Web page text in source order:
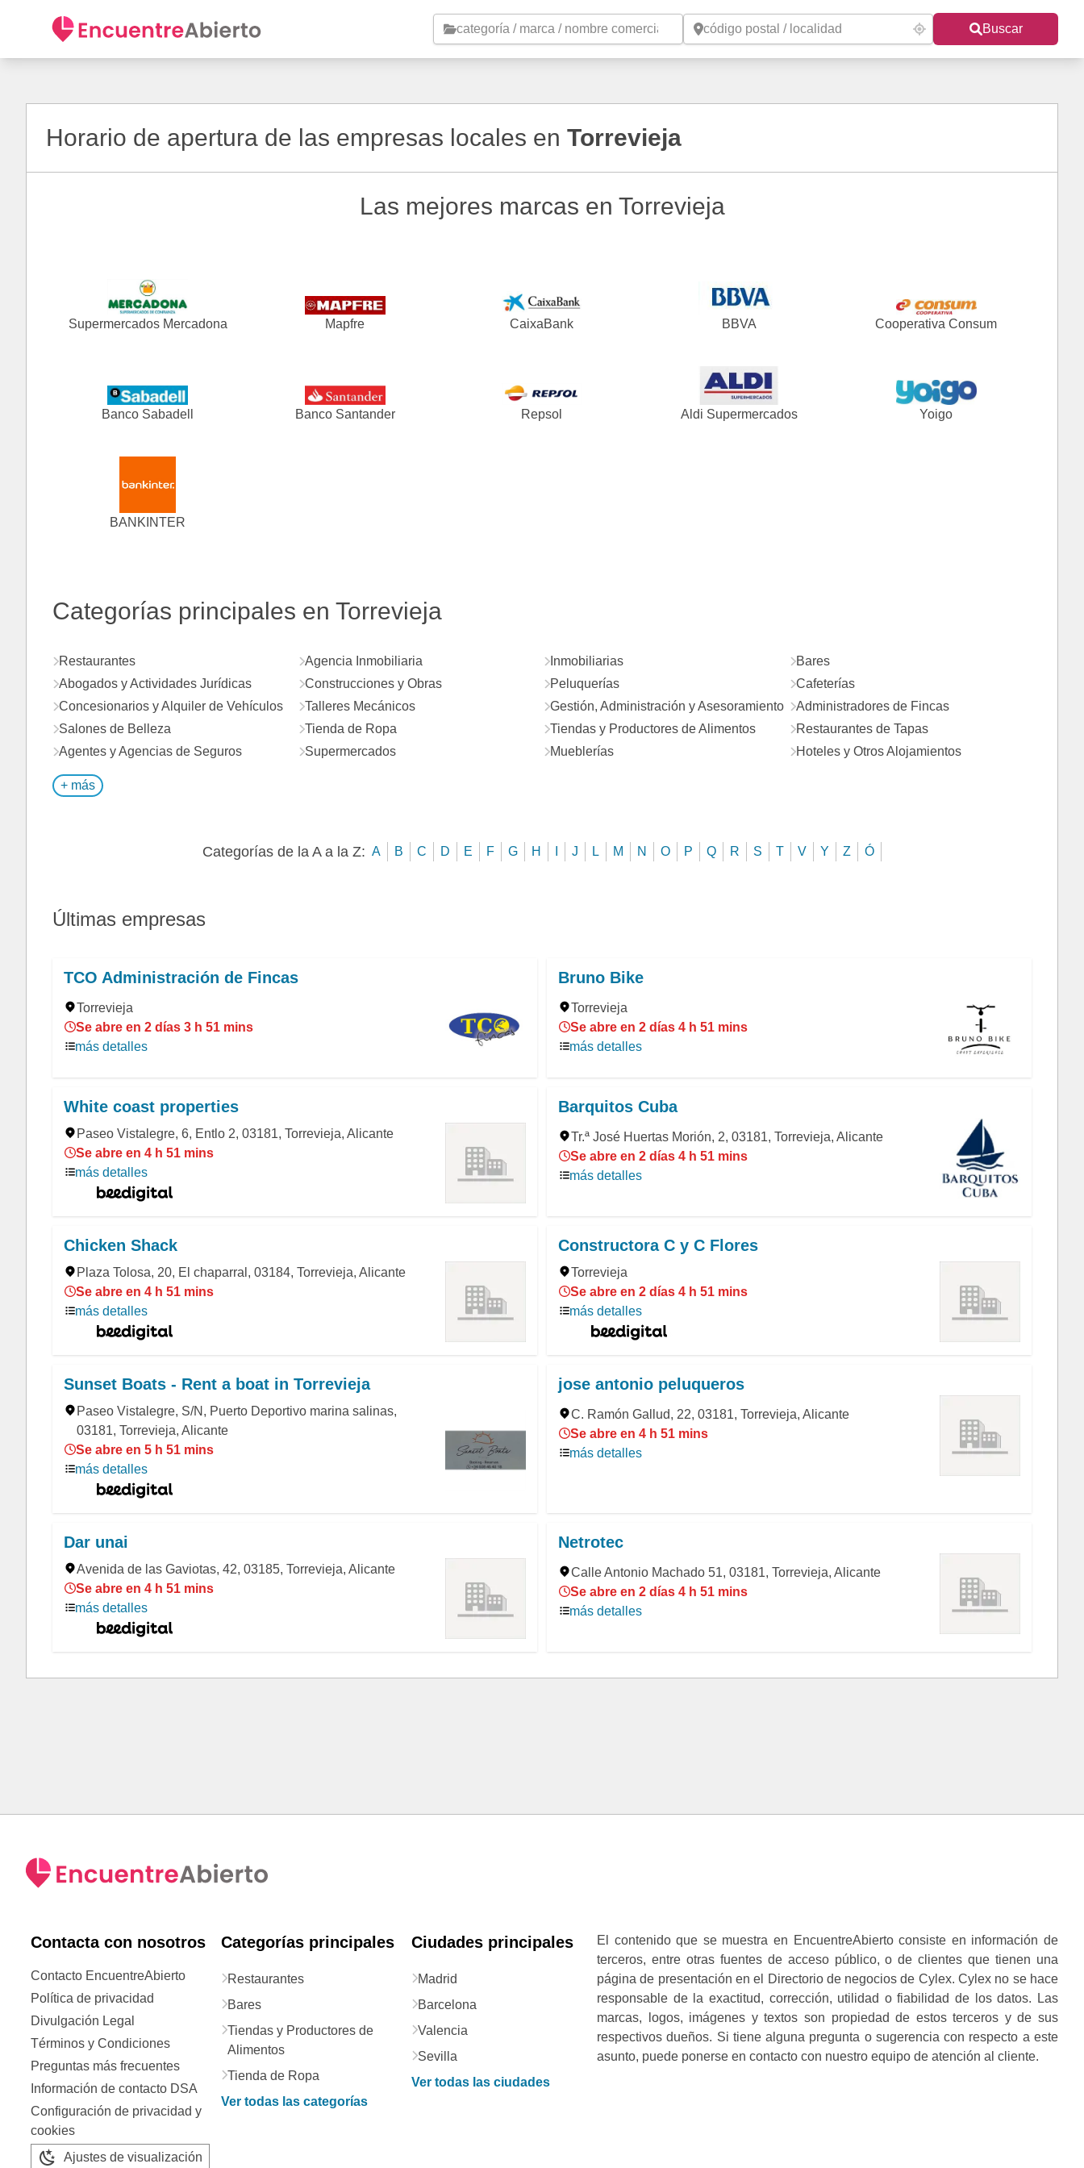
Buscar
Horario de apertura de las empresas locales en Torrevieja
Las mejores marcas en Torrevieja
Supermercados Mercadona Mapfre CaixaBank BBVA Cooperativa Consum
Banco Sabadell Banco Santander Repsol Aldi Supermercados Yoigo
BANKINTER
Categorías principales en Torrevieja
Restaurantes Agencia Inmobiliaria Inmobiliarias
Bares
Abogados y Actividades Jurídicas
Construcciones y Obras Peluquerías
Cafeterías
Concesionarios y Alquiler de Vehículos
Talleres Mecánicos Gestión, Administración y Asesoramiento
Administradores de Fincas
Salones de Belleza
Tienda de Ropa Tiendas y Productores de Alimentos
Restaurantes de Tapas
Agentes y Agencias de Seguros
Supermercados Mueblerías Hoteles y Otros Alojamientos
+ más
Categorías de la A a la Z: A B C D E F G H J L M N O P Q R S T V Y Z Ó
Últimas empresas
TCO Administración de Fincas
Torrevieja
Se abre en 2 días 3 h 51 mins
más detalles
Bruno Bike
Torrevieja
Se abre en 2 días 4 h 51 mins
más detalles
White coast properties
Paseo Vistalegre, 6, Entlo 2, 03181, Torrevieja, Alicante
Se abre en 4 h 51 mins
más detalles
Barquitos Cuba
Tr.ª José Huertas Morión, 2, 03181, Torrevieja, Alicante
Se abre en 2 días 4 h 51 mins
más detalles
Chicken Shack
Plaza Tolosa, 20, El chaparral, 03184, Torrevieja, Alicante
Se abre en 4 h 51 mins
más detalles
Constructora C y C Flores
Torrevieja
Se abre en 2 días 4 h 51 mins
más detalles
Sunset Boats - Rent a boat in Torrevieja
Paseo Vistalegre, S/N, Puerto Deportivo marina salinas,
03181, Torrevieja, Alicante
Se abre en 5 h 51 mins
más detalles
jose antonio peluqueros
C. Ramón Gallud, 22, 03181, Torrevieja, Alicante
Se abre en 4 h 51 mins
más detalles
Dar unai
Avenida de las Gaviotas, 42, 03185, Torrevieja, Alicante
Se abre en 4 h 51 mins
más detalles
Netrotec
Calle Antonio Machado 51, 03181, Torrevieja, Alicante
Se abre en 2 días 4 h 51 mins
más detalles
Contacta con nosotros
Contacto EncuentreAbierto
Política de privacidad
Divulgación Legal
Términos y Condiciones
Preguntas más frecuentes
Información de contacto DSA
Configuración de privacidad y
cookies
Ajustes de visualización
Categorías principales
Restaurantes
Bares
Tiendas y Productores de
Alimentos
Tienda de Ropa
Ver todas las categorías
Ciudades principales
Madrid
Barcelona
Valencia
Sevilla
Ver todas las ciudades
El contenido que se muestra en EncuentreAbierto consiste en información de
terceros, entre otras fuentes de acceso público, o de clientes que tienen una
página de presentación en el Directorio de negocios de Cylex. Cylex no se hace
responsable de la exactitud, corrección, utilidad o fiabilidad de los datos. Las
marcas, logos, imágenes y textos son propiedad de estos terceros y de sus
respectivos dueños. Si tiene alguna pregunta o sugerencia con respecto a este
asunto, puede ponerse en contacto con nuestro equipo de atención al cliente.